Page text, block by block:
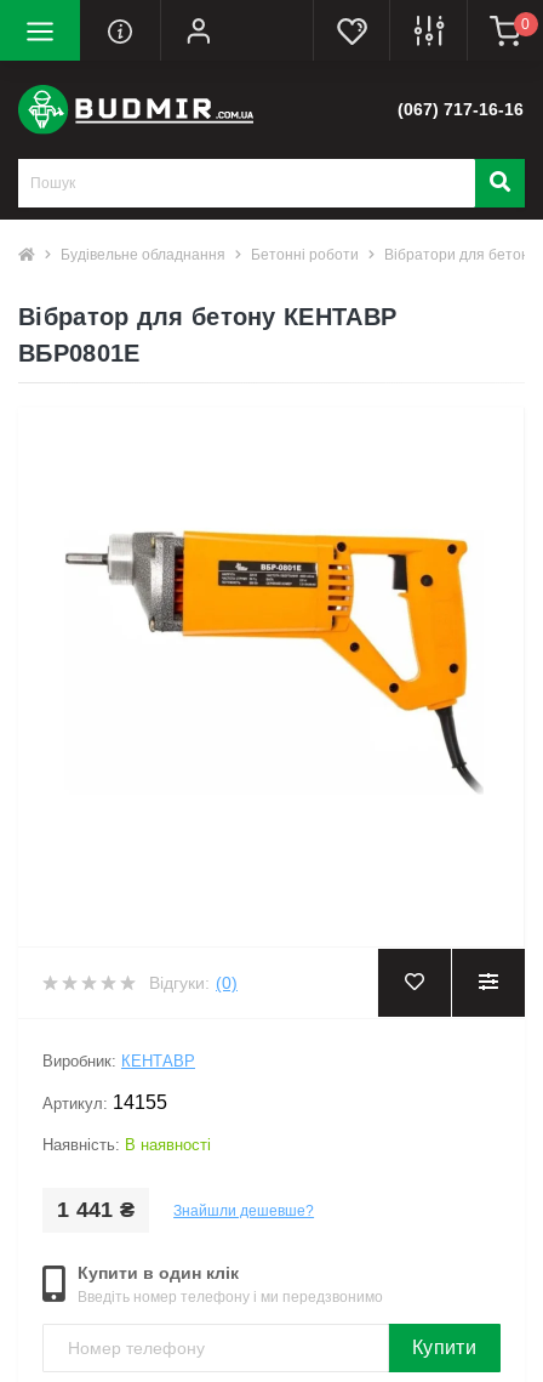
0
(067) 717-16-16
Будівельне обладнання Бетонні роботи Вібратори для бетону
Вібратор для бетону КЕНТАВР
ВБР0801Е
Відгуки: (0)
Виробник: КЕНТАВР
Артикул: 14155
Наявність: В наявності
1 441 ₴ Знайшли дешевше?
Купити в один клік
Введіть номер телефону і ми передзвонимо
Купити